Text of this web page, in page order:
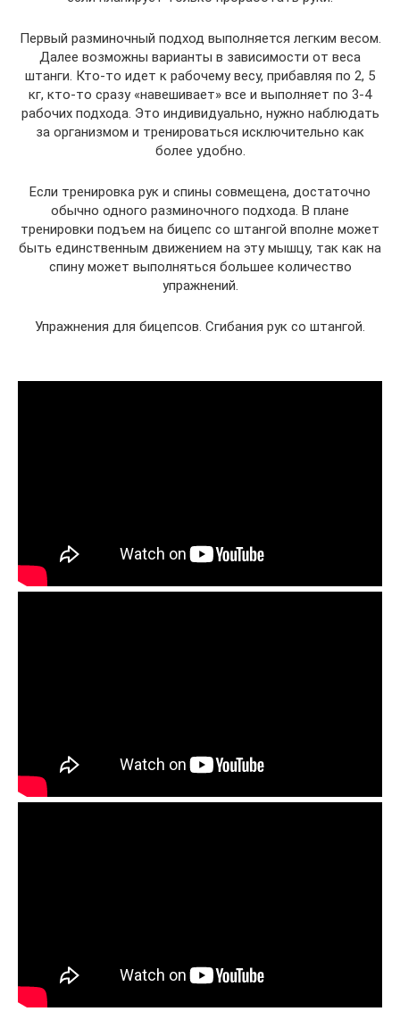
Первый разминочный подход выполняется легким весом.
Далее возможны варианты в зависимости от веса
штанги. Кто-то идет к рабочему весу, прибавляя по 2, 5
кг, кто-то сразу «навешивает» все и выполняет по 3-4
рабочих подхода. Это индивидуально, нужно наблюдать
за организмом и тренироваться исключительно как
более удобно.
Если тренировка рук и спины совмещена, достаточно
обычно одного разминочного подхода. В плане
тренировки подъем на бицепс со штангой вполне может
быть единственным движением на эту мышцу, так как на
спину может выполняться большее количество
упражнений.
Упражнения для бицепсов. Сгибания рук со штангой.